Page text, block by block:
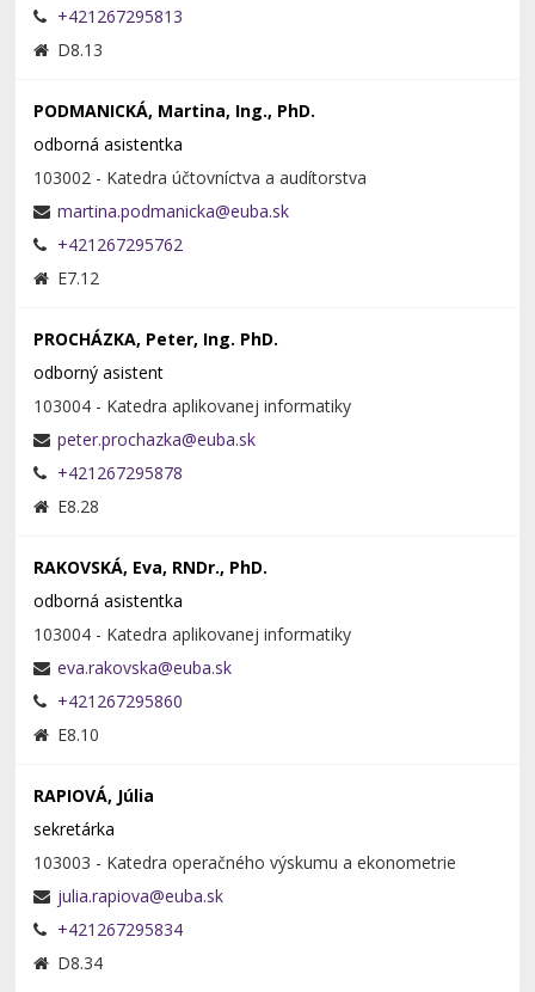
+421267295813
D8.13
PODMANICKÁ, Martina, Ing., PhD.
odborná asistentka
103002 - Katedra účtovníctva a audítorstva
+421267295762
E7.12
PROCHÁZKA, Peter, Ing. PhD.
odborný asistent
103004 - Katedra aplikovanej informatiky
+421267295878
E8.28
RAKOVSKÁ, Eva, RNDr., PhD.
odborná asistentka
103004 - Katedra aplikovanej informatiky
+421267295860
E8.10
RAPIOVÁ, Júlia
sekretárka
103003 - Katedra operačného výskumu a ekonometrie
+421267295834
D8.34